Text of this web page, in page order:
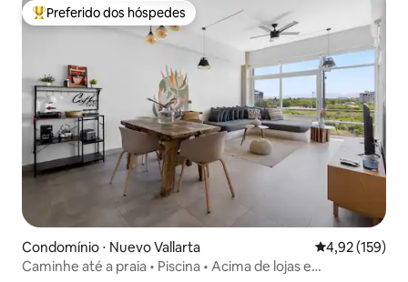
Entre os melhores preferidos dos hóspedes
Preferido dos hóspedes
Condomínio ⋅ Nuevo Vallarta 4,92 de uma
4,92 (159)
Caminhe até a praia • Piscina • Acima de lojas e